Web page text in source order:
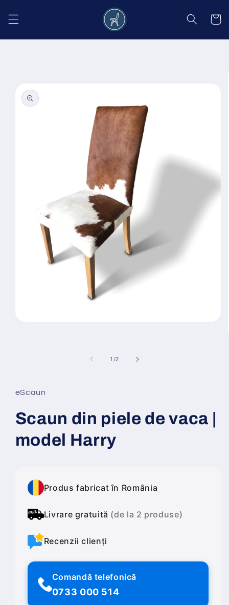
conținut
Coș
produs
1 /din
2
eScaun
Scaun din piele de vaca |
model Harry
Produs fabricat în România
Livrare gratuită (de la 2 produse)
Recenzii clienți
Comandă telefonică
0733 000 514